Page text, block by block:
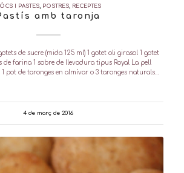
I PASTES POSTRES RECEPTES
amb taronja
de sucre (mida 125 ml) 1 gotet oli girasol 1 gotet
de farina 1 sobre de llevadura tipus Royal La pell
pot de taronges en almívar o 3 taronges naturals…
4 de març de 2016